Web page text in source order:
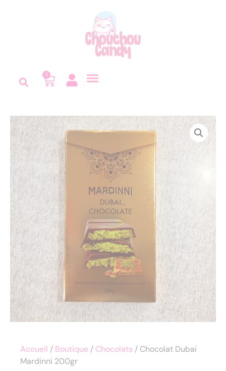
0
Accueil / Boutique / Chocolats / Chocolat Dubai
Mardinni 200gr